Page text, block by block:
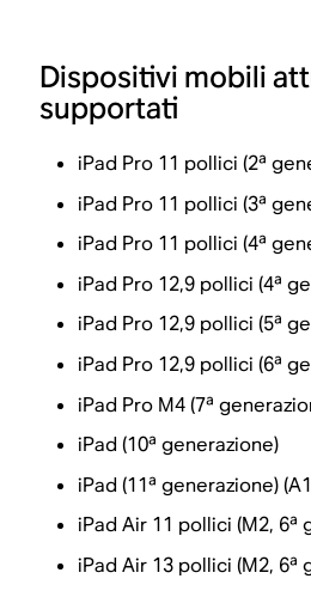
Dispositivi mobili
supportati
iPad Pro 11 pollici (2ª
iPad Pro 11 pollici (3ª
iPad Pro 11 pollici (4ª
iPad Pro 12,9 pollici (4ª
iPad Pro 12,9 pollici (5ª
iPad Pro 12,9 pollici (6ª
iPad Pro M4 (7ª
iPad (10ª generazione)
iPad (11ª generazione)
iPad Air 11 pollici (M2, 6ª
iPad Air 13 pollici (M2, 6ª